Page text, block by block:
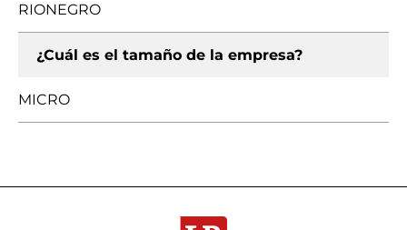
RIONEGRO
¿Cuál es el tamaño de la empresa?
MICRO